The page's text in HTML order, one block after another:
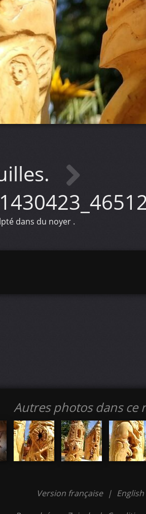
dans du noyer .
Autres photos dans ce
Version française |